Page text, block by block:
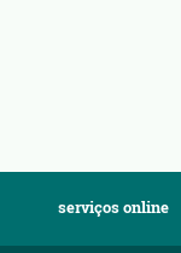
serviços online